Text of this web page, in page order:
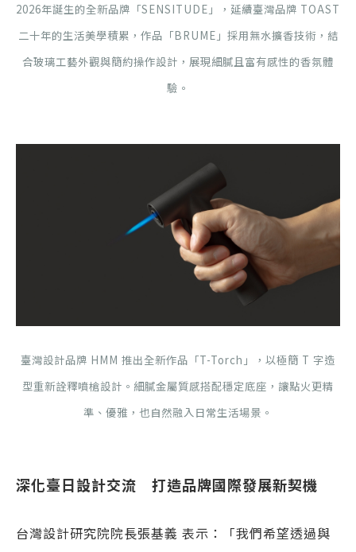
2026年誕生的全新品牌「SENSITUDE」，延續臺灣品牌 TOAST
二十年的生活美學積累，作品「BRUME」採用無水擴香技術，結
合玻璃工藝外觀與簡約操作設計，展現細膩且富有感性的香氛體
驗。
臺灣設計品牌 HMM 推出全新作品「T-Torch」，以極簡 T 字造
型重新詮釋噴槍設計。細膩金屬質感搭配穩定底座，讓點火更精
準、優雅，也自然融入日常生活場景。
深化臺日設計交流 打造品牌國際發展新契機
台灣設計研究院院長張基義 表示：「我們希望透過與